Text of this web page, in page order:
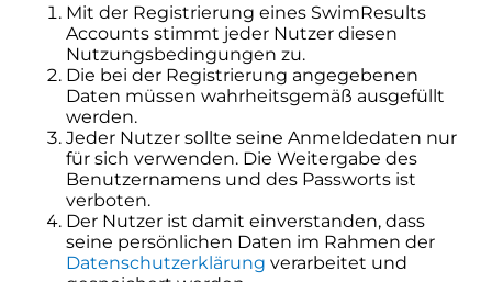
Mit der Registrierung eines SwimResults
Accounts stimmt jeder Nutzer diesen
Nutzungsbedingungen zu.
Die bei der Registrierung angegebenen
Daten müssen wahrheitsgemäß ausgefüllt
werden.
Jeder Nutzer sollte seine Anmeldedaten nur
für sich verwenden. Die Weitergabe des
Benutzernamens und des Passworts ist
verboten.
Der Nutzer ist damit einverstanden, dass
seine persönlichen Daten im Rahmen der
Datenschutzerklärung verarbeitet und